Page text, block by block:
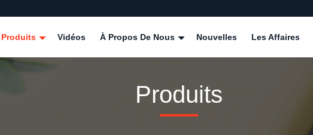
Produits Vidéos À Propos De Nous Nouvelles Les Affaires
Produits